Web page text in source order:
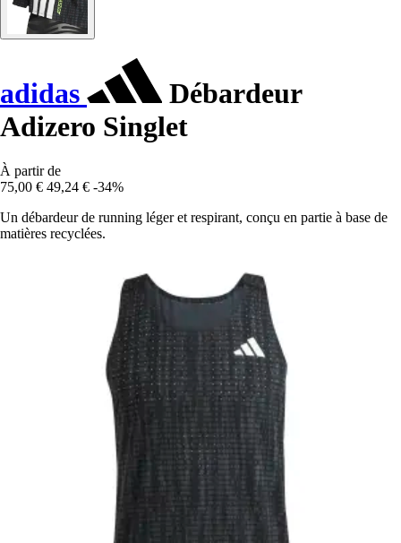
adidas
Débardeur
Adizero Singlet
À partir de
75,00 € 49,24 € -34%
Un débardeur de running léger et respirant, conçu en partie à base de
matières recyclées.